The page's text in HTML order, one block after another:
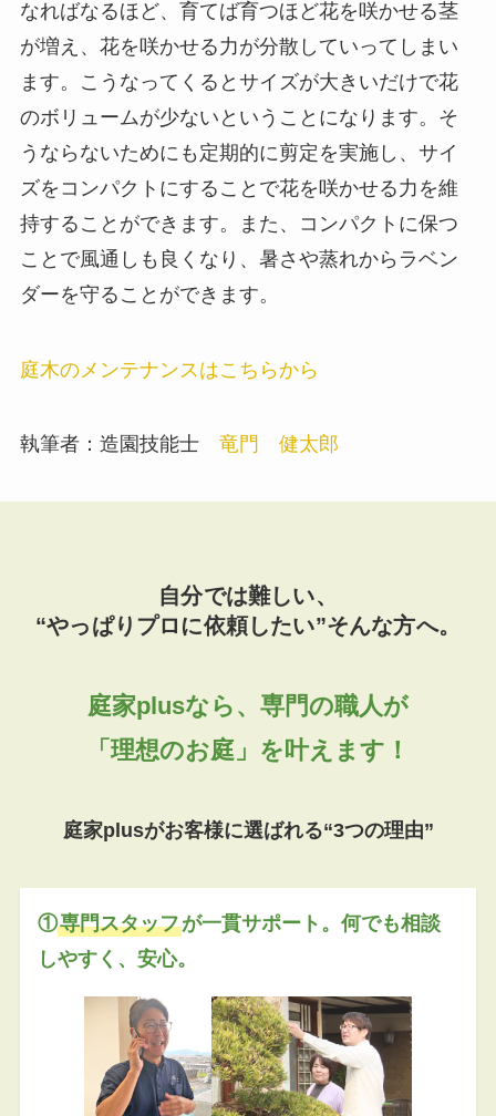
なればなるほど、育てば育つほど花を咲かせる茎
が増え、花を咲かせる力が分散していってしまい
ます。こうなってくるとサイズが大きいだけで花
のボリュームが少ないということになります。そ
うならないためにも定期的に剪定を実施し、サイ
ズをコンパクトにすることで花を咲かせる力を維
持することができます。また、コンパクトに保つ
ことで風通しも良くなり、暑さや蒸れからラベン
ダーを守ることができます。
庭木のメンテナンスはこちらから
執筆者：造園技能士 竜門 健太郎
自分では難しい、
“やっぱりプロに依頼したい”そんな方へ。
庭家plusなら、専門の職人が
「理想のお庭」を叶えます！
庭家plusがお客様に選ばれる“3つの理由”
①専門スタッフが一貫サポート。何でも相談
しやすく、安心。